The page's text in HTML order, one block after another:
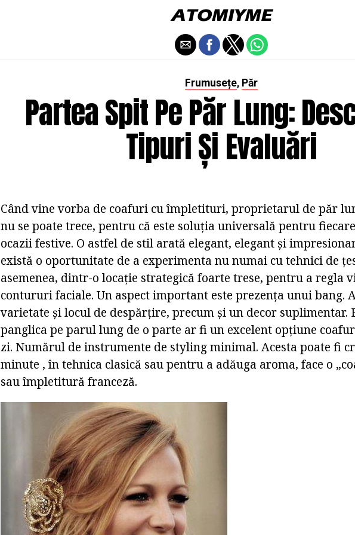
Frumusețe, Păr
Partea Spit Pe Păr Lung:
Tipuri Și Evaluări
Când vine vorba de coafuri cu împletituri, proprietarul de păr
nu se poate trece, pentru că este soluția universală pentru
ocazii festive. O astfel de stil arată elegant, elegant și
există o oportunitate de a experimenta nu numai cu tehnici de
asemenea, dintr-o locație strategică foarte trese, pentru a regla
contururi faciale. Un aspect important este prezența unui bang.
varietate și locul de despărțire, precum și un decor suplimentar.
panglica pe parul lung de o parte ar fi un excelent opțiune
zi. Numărul de instrumente de styling minimal. Acesta poate fi
minute , în tehnica clasică sau pentru a adăuga aroma, face o
sau împletitură franceză.